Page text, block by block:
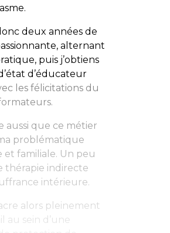
deux années de
alternant
puis j’obtiens
d’éducateur
les félicitations du
aussi que ce métier
problématique
et familiale. Un peu
thérapie indirecte
intérieure.
alors pleinement
au sein d’une